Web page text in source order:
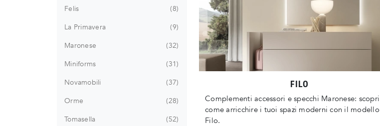
FILO
Complementi accessori e specchi Maronese: scopri
come arricchire i tuoi spazi moderni con il modello
Filo.
Felis
8
La Primavera
9
Maronese
32
Miniforms
31
Novamobili
37
Orme
28
Tomasella
52